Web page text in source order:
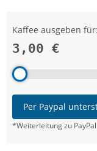
Kaffee ausgeben für:
3,00 €
Per Paypal
*Weiterleitung zu